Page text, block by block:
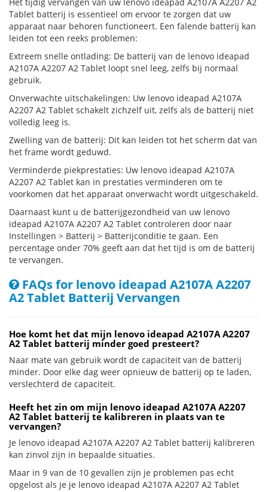
Tablet batterij is essentieel om ervoor te zorgen dat uw
apparaat naar behoren functioneert. Een falende batterij kan
leiden tot een reeks problemen:
Extreem snelle ontlading: De batterij van de lenovo ideapad
A2107A A2207 A2 Tablet loopt snel leeg, zelfs bij normaal
gebruik.
Onverwachte uitschakelingen: Uw lenovo ideapad A2107A
A2207 A2 Tablet schakelt zichzelf uit, zelfs als de batterij niet
volledig leeg is.
Zwelling van de batterij: Dit kan leiden tot het scherm dat van
het frame wordt geduwd.
Verminderde piekprestaties: Uw lenovo ideapad A2107A
A2207 A2 Tablet kan in prestaties verminderen om te
voorkomen dat het apparaat onverwacht wordt uitgeschakeld.
Daarnaast kunt u de batterijgezondheid van uw lenovo
ideapad A2107A A2207 A2 Tablet controleren door naar
Instellingen > Batterij > Batterijconditie te gaan. Een
percentage onder 70% geeft aan dat het tijd is om de batterij
te vervangen.
FAQs for lenovo ideapad A2107A A2207
A2 Tablet Batterij Vervangen
Hoe komt het dat mijn lenovo ideapad A2107A A2207
A2 Tablet batterij minder goed presteert?
Naar mate van gebruik wordt de capaciteit van de batterij
minder. Door elke dag weer opnieuw de batterij op te laden,
verslechterd de capaciteit.
Heeft het zin om mijn lenovo ideapad A2107A A2207
A2 Tablet batterij te kalibreren in plaats van te
vervangen?
Je lenovo ideapad A2107A A2207 A2 Tablet batterij kalibreren
kan zinvol zijn in bepaalde situaties.
Maar in 9 van de 10 gevallen zijn je problemen pas echt
opgelost als je je lenovo ideapad A2107A A2207 A2 Tablet